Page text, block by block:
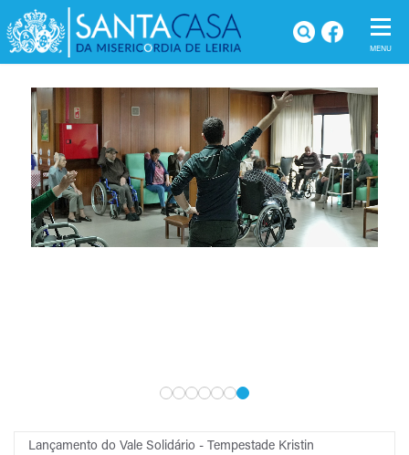
Lançamento do Vale Solidário - Tempestade Kristin